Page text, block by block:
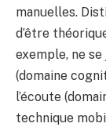
manuelles.
d’être
exemple, ne
(domaine
l’écoute
technique